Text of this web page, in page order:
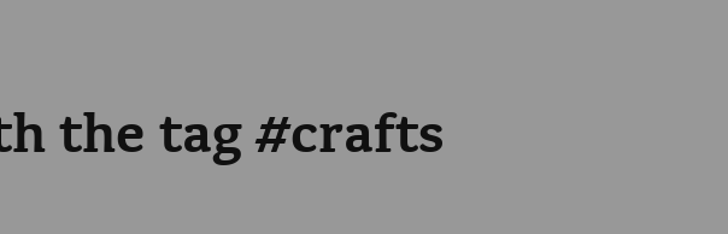
the tag #crafts